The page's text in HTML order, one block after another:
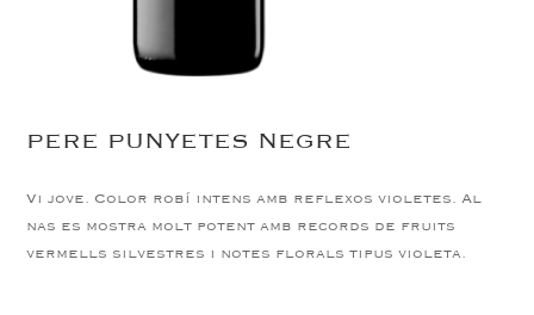
PERE PUNYETES NEGRE
Vi jove. Color robí intens amb reflexos violetes. Al
nas es mostra molt potent amb records de fruits
vermells silvestres i notes florals tipus violeta.